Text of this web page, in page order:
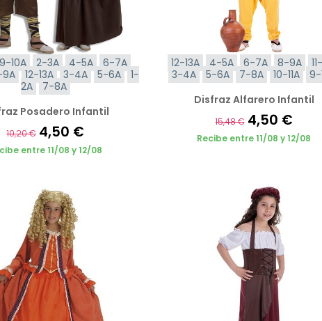
9-10A 2-3A 4-5A
6-7A
12-13A 3-4A 5-6A
1-
2A
7-8A
Posadero Infantil
10,20 € 4,50 €
entre 11/08 y 12/08
12-13A 4-5A 6-7A 8-9A
3-4A
5-6A 7-8A 10-11A
9-
Disfraz Alfarero Infantil
15,48 € 4,50 €
Recibe entre 11/08 y 12/08